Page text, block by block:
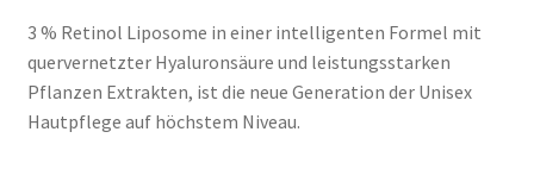
3 % Retinol Liposome in einer intelligenten Formel mit
quervernetzter Hyaluronsäure und leistungsstarken
Pflanzen Extrakten, ist die neue Generation der Unisex
Hautpflege auf höchstem Niveau.